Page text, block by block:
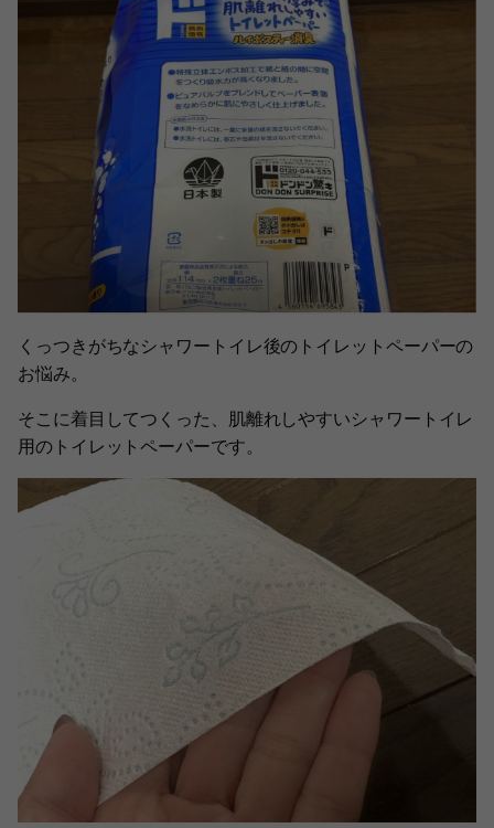
くっつきがちなシャワートイレ後のトイレットペーパーの
お悩み。
そこに着目してつくった、肌離れしやすいシャワートイレ
用のトイレットペーパーです。